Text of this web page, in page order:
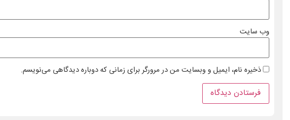
وب‌ سایت
ذخیره نام، ایمیل و وبسایت من در مرورگر برای زمانی که دوباره دیدگاهی می‌نویسم.